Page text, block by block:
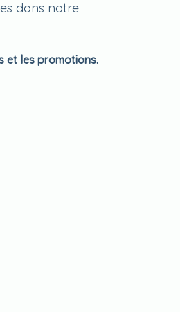
dans notre
et les promotions.